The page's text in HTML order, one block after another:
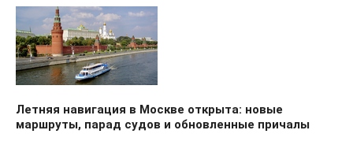
Летняя навигация в Москве открыта: новые
маршруты, парад судов и обновленные причалы